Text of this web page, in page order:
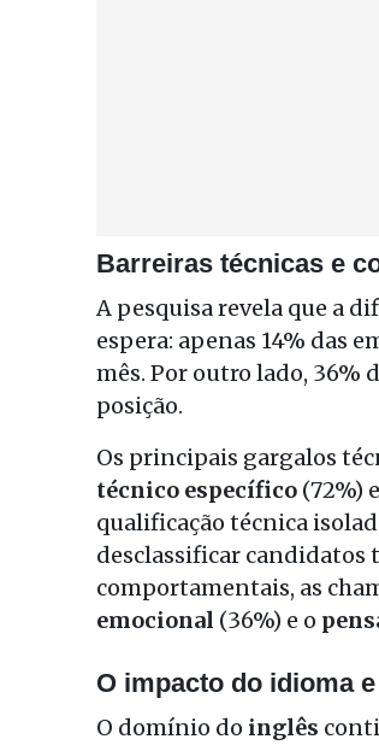
Barreiras técnicas e
A pesquisa revela que a
espera: apenas 14% das
mês. Por outro lado, 36%
posição.
Os principais gargalos
técnico específico (72%)
qualificação técnica
desclassificar
comportamentais, as
emocional (36%) e o
O impacto do idioma
O domínio do inglês